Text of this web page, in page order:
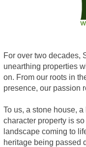
For over two decades,
unearthing properties
on. From our roots in
presence, our passion
To us, a stone house,
character property is
landscape coming to
heritage being passed